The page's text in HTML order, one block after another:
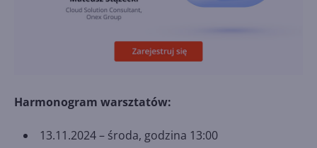
Harmonogram warsztatów:
13.11.2024 – środa, godzina 13:00